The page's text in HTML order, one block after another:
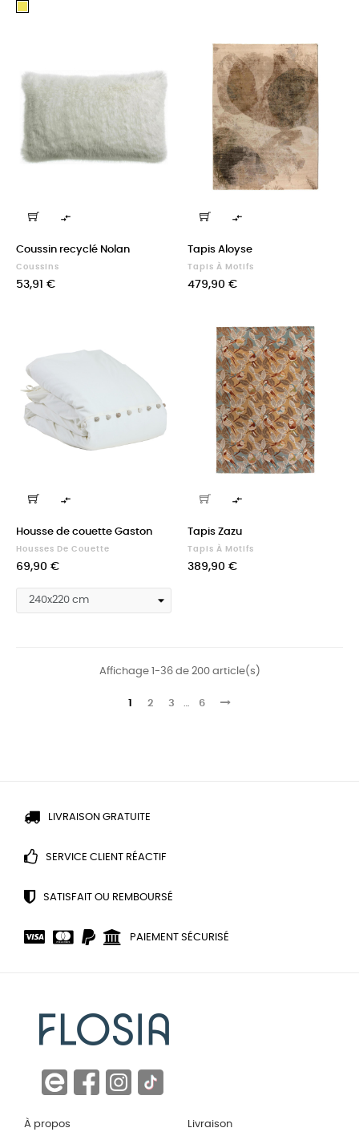

Coussin recyclé Nolan
Coussins
Prix
53,91 €

Tapis Aloyse
Tapis À Motifs
Prix
479,90 €

Housse de couette Gaston
Housses De Couette
Prix
69,90 €

Tapis Zazu
Tapis À Motifs
Prix
389,90 €
Affichage 1-36 de 200 article(s)
1 2 3 … 6
LIVRAISON GRATUITE
SERVICE CLIENT RÉACTIF
SATISFAIT OU REMBOURSÉ
PAIEMENT SÉCURISÉ
À propos Livraison